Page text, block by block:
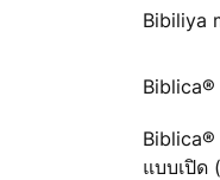
Bibiliya
Biblica®
แบบเปิด